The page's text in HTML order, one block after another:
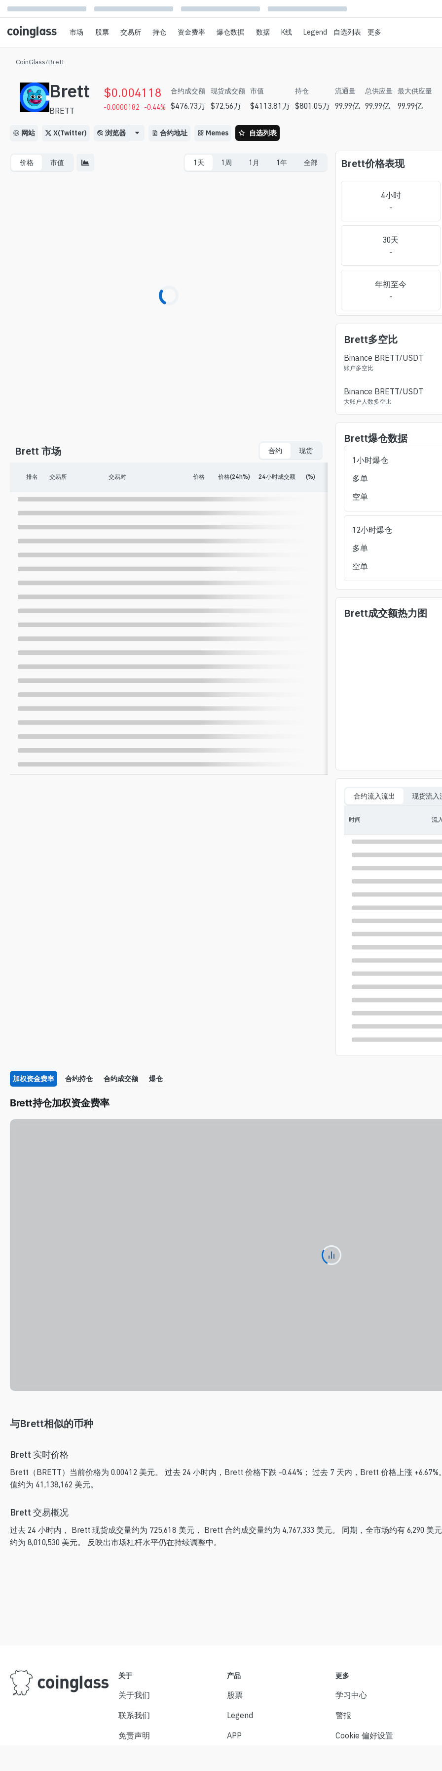
市场 股票 交易所 持仓 资金费率 爆仓数据 数据 K线 Legend 自选列表 更多
CoinGlass/Brett
Brett
BRETT
$0.004118
-0.0000182 -0.44%
合约成交额
$476.73万
现货成交额
$72.56万
市值
$4113.81万
持仓
$801.05万
流通量
99.99亿
总供应量
99.99亿
最大供应量
99.99亿
网站 X(Twitter) 浏览器 合约地址 Memes 自选列表
价格 市值 1天 1周 1月 1年 全部
Brett 市场 合约 现货
排名 交易所 交易对 价格 价格(24h%) 24小时成交额 (%) 持仓
Brett价格表现
4小时
-
30天
-
年初至今
-
Brett多空比
Binance BRETT/USDT
账户多空比
Binance BRETT/USDT
大账户人数多空比
Brett爆仓数据
1小时爆仓
多单
空单
12小时爆仓
多单
空单
Brett成交额热力图
合约流入流出 现货流入
时间 流
加权资金费率 合约持仓 合约成交额 爆仓
Brett持仓加权资金费率
与Brett相似的币种
Brett 实时价格
Brett（BRETT）当前价格为 0.00412 美元。 过去 24 小时内，Brett 价格下跌 -0.44%； 过去 7 天内，Brett 价格上涨
值约为 41,138,162 美元。
Brett 交易概况
过去 24 小时内， Brett 现货成交量约为 725,618 美元， Brett 合约成交量约为 4,767,333 美元。 同期，全市场约有 6,290
约为 8,010,530 美元。 反映出市场杠杆水平仍在持续调整中。
关于
关于我们
联系我们
免责声明
产品
股票
Legend
APP
更多
学习中心
警报
Cookie 偏好设置